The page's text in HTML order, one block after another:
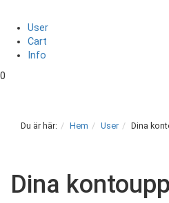
User
Cart
Info
0
Du är här: Hem User Dina
Dina